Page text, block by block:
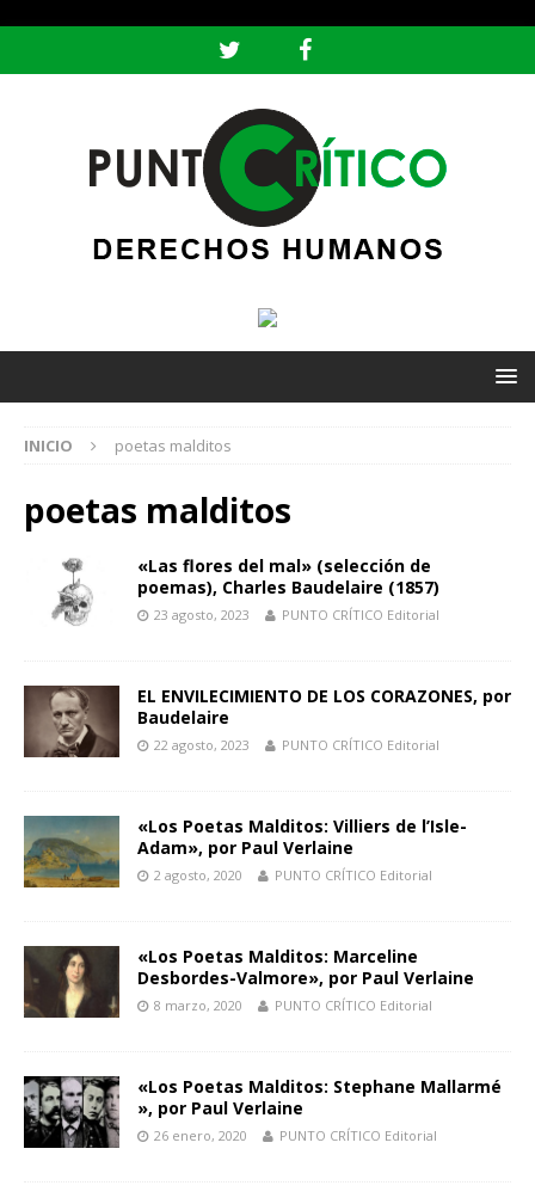
INICIO poetas malditos
poetas malditos
«Las flores del mal» (selección de
poemas), Charles Baudelaire (1857)
23 agosto, 2023 PUNTO CRÍTICO Editorial
EL ENVILECIMIENTO DE LOS CORAZONES, por
Baudelaire
22 agosto, 2023 PUNTO CRÍTICO Editorial
«Los Poetas Malditos: Villiers de l’Isle-
Adam​»​, por Paul Verlaine
2 agosto, 2020 PUNTO CRÍTICO Editorial
«Los Poetas Malditos: Marceline
Desbordes-Valmore​»​, por Paul Verlaine
8 marzo, 2020 PUNTO CRÍTICO Editorial
«Los Poetas Malditos: Stephane Mallarmé​
»​, por Paul Verlaine
26 enero, 2020 PUNTO CRÍTICO Editorial